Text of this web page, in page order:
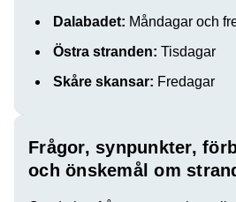
Dalabadet: Måndagar och
Östra stranden: Tisdagar
Skåre skansar: Fredagar
Frågor, synpunkter,
och önskemål om